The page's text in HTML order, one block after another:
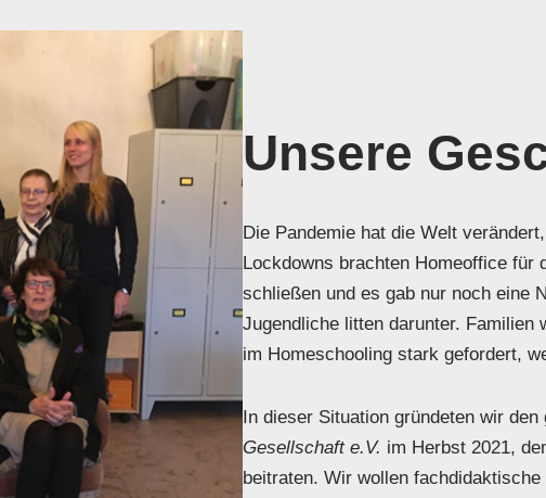
Unsere
Die Pandemie hat die Welt
Lockdowns brachten Homeoffice für
schließen und es gab nur noch eine
Jugendliche litten darunter. Familien
im Homeschooling stark gefordert,
In dieser Situation gründeten wir den
Gesellschaft e.V. im Herbst 2021,
beitraten. Wir wollen